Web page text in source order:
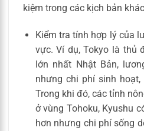
kiệm trong các kịch bản
Kiểm tra tính hợp lý của
vực. Ví dụ, Tokyo là thủ
lớn nhất Nhật Bản,
nhưng chi phí sinh
Trong khi đó, các tỉnh
ở vùng Tohoku, Kyushu
hơn nhưng chi phí sống